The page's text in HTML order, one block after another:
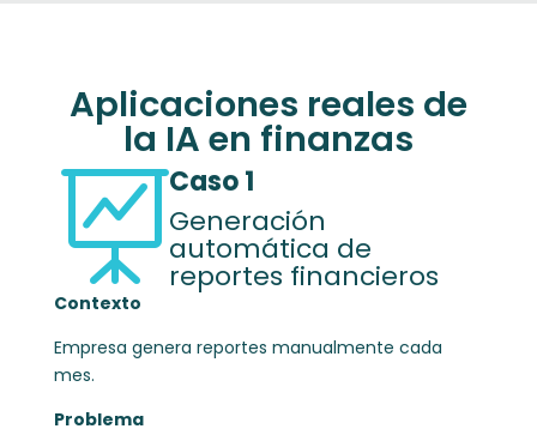
Aplicaciones reales de
la IA en finanzas
Caso 1
Generación
automática de
reportes financieros
Contexto
Empresa genera reportes manualmente cada
mes.
Problema